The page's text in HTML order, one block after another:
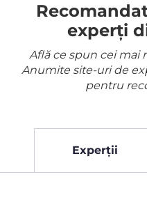
experți
Află ce spun cei mai
Anumite site-uri de
pentru
Experții